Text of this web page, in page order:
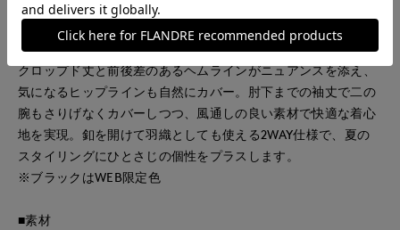
■デザイン
存在感のあるティアードフリルが魅力の主役ブラウス。程よい
クロップド丈と前後差のあるヘムラインがニュアンスを添え、
気になるヒップラインも自然にカバー。肘下までの袖丈で二の
腕もさりげなくカバーしつつ、風通しの良い素材で快適な着心
地を実現。釦を開けて羽織としても使える2WAY仕様で、夏の
スタイリングにひとさじの個性をプラスします。
※ブラックはWEB限定色
■素材